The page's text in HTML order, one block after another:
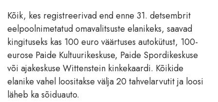
Kõik, kes registreerivad end enne 31. detsembrit
eelpoolnimetatud omavalitsuste elanikeks, saavad
kingituseks kas 100 euro väärtuses autokütust, 100-
eurose Paide Kultuurikeskuse, Paide Spordikeskuse
või ajakeskuse Wittenstein kinkekaardi. Kõikide
elanike vahel loositakse välja 20 tahvelarvutit ja loosi
läheb ka sõiduauto.